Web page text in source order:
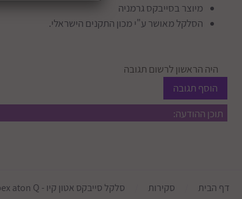
מיוצר בסייבקס גרמניה
הסלקל מאושר ע"י מכון התקנים הישראלי.
היה הראשון לרשום תגובה
הוסף תגובה
תוכן ההודעה:
דף הבית סקירות סלקל סייבקס אטון קיו - Cybex aton Q